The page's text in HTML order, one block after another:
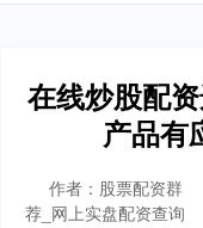
在线炒股配
产品有
作者：股票配资群
荐_网上实盘配资查询